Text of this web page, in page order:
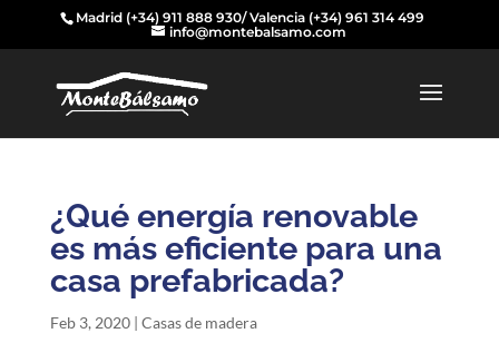
Madrid (+34) 911 888 930/ Valencia (+34) 961 314 499
info@montebalsamo.com
¿Qué energía renovable
es más eficiente para una
casa prefabricada?
Feb 3, 2020| Casas de madera